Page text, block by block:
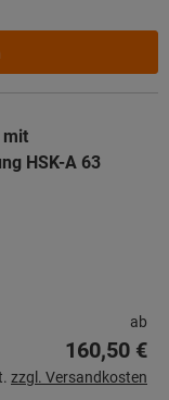
mit
HSK-A 63
ab
160,50 €
zzgl. Versandkosten